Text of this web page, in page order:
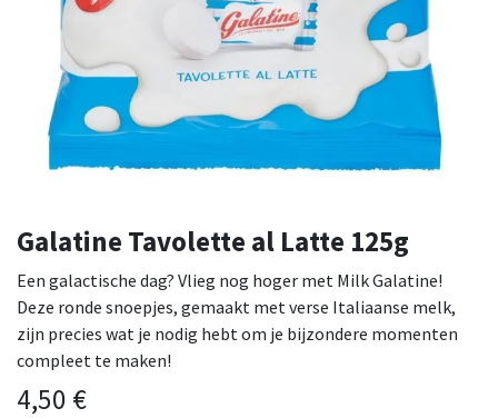
Galatine Tavolette al Latte 125g
Een galactische dag? Vlieg nog hoger met Milk Galatine!
Deze ronde snoepjes, gemaakt met verse Italiaanse melk,
zijn precies wat je nodig hebt om je bijzondere momenten
compleet te maken!
4,50 €